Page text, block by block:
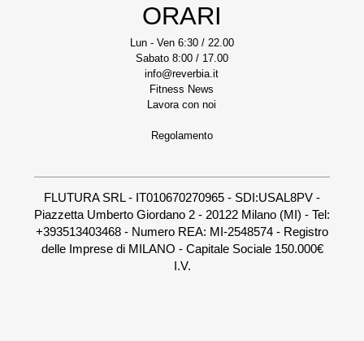
ORARI
Lun - Ven 6:30 / 22.00
Sabato 8:00 / 17.00
info@reverbia.it
Fitness News
Lavora con noi
Regolamento
FLUTURA SRL - IT010670270965 - SDI:USAL8PV -
Piazzetta Umberto Giordano 2 - 20122 Milano (MI) - Tel:
+393513403468 - Numero REA: MI-2548574 - Registro
delle Imprese di MILANO - Capitale Sociale 150.000€
I.V.